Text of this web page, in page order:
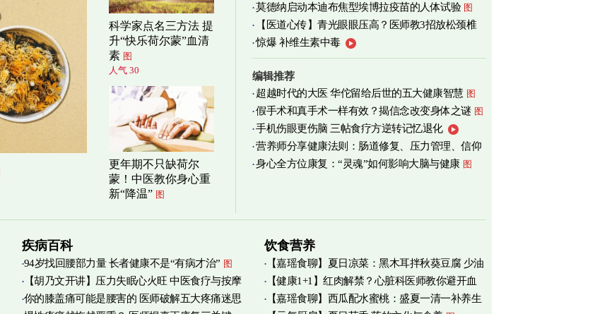
科学家点名三方法 提
升“快乐荷尔蒙”血清
素 图
人气 30
更年期不只缺荷尔
蒙！中医教你身心重
新“降温” 图
莫德纳启动本迪布焦型埃博拉疫苗的人体试验 图
【医道心传】青光眼眼压高？医师教3招放松颈椎
图
惊爆 补维生素中毒
编辑推荐
超越时代的大医 华佗留给后世的五大健康智慧 图
假手术和真手术一样有效？揭信念改变身体之谜 图
手机伤眼更伤脑 三帖食疗方逆转记忆退化
营养师分享健康法则：肠道修复、压力管理、信仰
实践 图
身心全方位康复：“灵魂”如何影响大脑与健康 图
疾病百科
94岁找回腰部力量 长者健康不是“有病才治” 图
【胡乃文开讲】压力失眠心火旺 中医食疗与按摩
自救
你的膝盖痛可能是腰害的 医师破解五大疼痛迷思
饮食营养
【嘉瑶食聊】夏日凉菜：黑木耳拌秋葵豆腐 少油
烟清爽养心
图
【健康1+1】红肉解禁？心脏科医师教你避开血
管伤害
【嘉瑶食聊】西瓜配水蜜桃：盛夏一清一补养生